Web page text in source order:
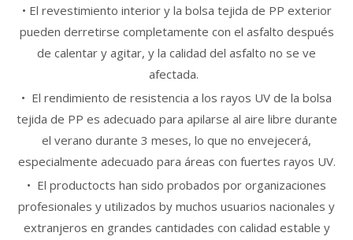
• El revestimiento interior y la bolsa tejida de PP exterior
pueden derretirse completamente con el asfalto después
de calentar y agitar, y la calidad del asfalto no se ve
afectada.
• El rendimiento de resistencia a los rayos UV de la bolsa
tejida de PP es adecuado para apilarse al aire libre durante
el verano durante 3 meses, lo que no envejecerá,
especialmente adecuado para áreas con fuertes rayos UV.
• El productocts han sido probados por organizaciones
profesionales y utilizados by muchos usuarios nacionales y
extranjeros en grandes cantidades con calidad estable y